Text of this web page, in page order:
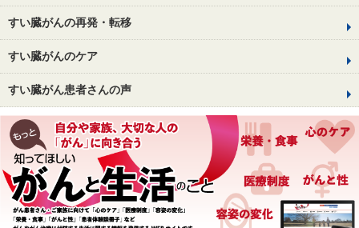
すい臓がんの再発・転移
すい臓がんのケア
すい臓がん患者さんの声